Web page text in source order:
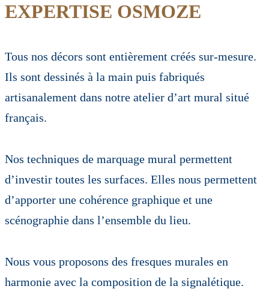
EXPERTISE OSMOZE
Tous nos décors sont entièrement créés sur-mesure.
Ils sont dessinés à la main puis fabriqués
artisanalement dans notre atelier d’art mural situé
français.
Nos techniques de marquage mural permettent
d’investir toutes les surfaces. Elles nous permettent
d’apporter une cohérence graphique et une
scénographie dans l’ensemble du lieu.
Nous vous proposons des fresques murales en
harmonie avec la composition de la signalétique.